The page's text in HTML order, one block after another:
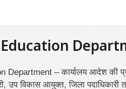
– कार्यालय आदेश की
उप विकास आयुक्त, जिला पदाधिकारी